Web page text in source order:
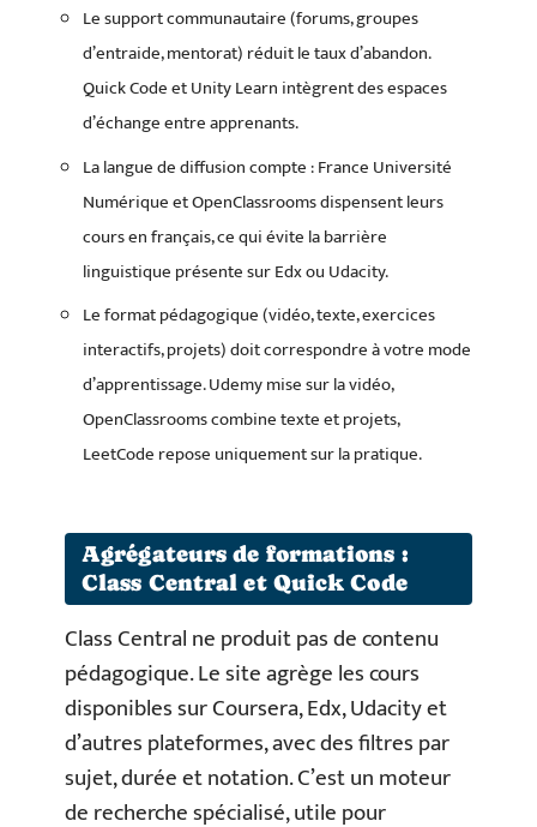
Le support communautaire (forums, groupes
d’entraide, mentorat) réduit le taux d’abandon.
Quick Code et Unity Learn intègrent des espaces
d’échange entre apprenants.
La langue de diffusion compte : France Université
Numérique et OpenClassrooms dispensent leurs
cours en français, ce qui évite la barrière
linguistique présente sur Edx ou Udacity.
Le format pédagogique (vidéo, texte, exercices
interactifs, projets) doit correspondre à votre mode
d’apprentissage. Udemy mise sur la vidéo,
OpenClassrooms combine texte et projets,
LeetCode repose uniquement sur la pratique.
Agrégateurs de formations :
Class Central et Quick Code
Class Central ne produit pas de contenu
pédagogique. Le site agrège les cours
disponibles sur Coursera, Edx, Udacity et
d’autres plateformes, avec des filtres par
sujet, durée et notation. C’est un moteur
de recherche spécialisé, utile pour